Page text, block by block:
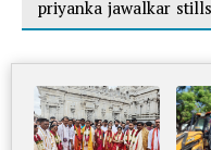
priyanka jawalkar stills